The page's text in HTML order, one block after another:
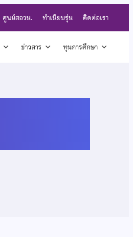
ศูนย์สอวน. ทำเนียบรุ่น ติดต่อเรา
ข่าวสาร ทุนการศึกษา